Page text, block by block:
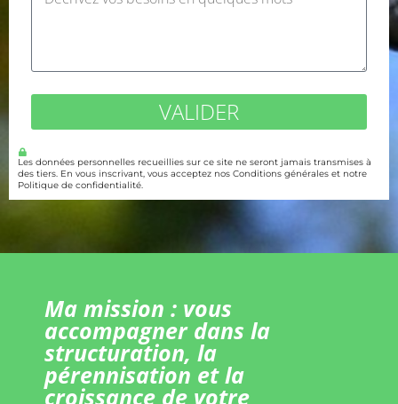
VALIDER
Les données personnelles recueillies sur ce site ne seront jamais transmises à
des tiers. En vous inscrivant, vous acceptez nos Conditions générales et notre
Politique de confidentialité.
Ma mission : vous
accompagner dans la
structuration, la
pérennisation et la
croissance de votre